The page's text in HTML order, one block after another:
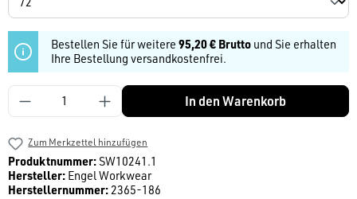
Bestellen Sie für weitere 95,20 € Brutto und Sie erhalten
Ihre Bestellung versandkostenfrei.
Produkt Anzahl: Gib den gewünschten Wert
In den Warenkorb
Zum Merkzettel hinzufügen
Produktnummer:SW10241.1
Hersteller: Engel Workwear
Herstellernummer:2365-186